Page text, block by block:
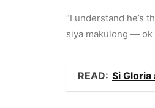
“I understand he’s
siya makulong — ok
READ: Si Gloria